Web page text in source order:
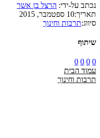
נכתב על-ידי: הרצל בן אשר
תאריך:10 ספטמבר, 2015
סיווג:תרבות וחינוך
שיתוף
0
0
0
0
עמוד הבית
תרבות וחינוך